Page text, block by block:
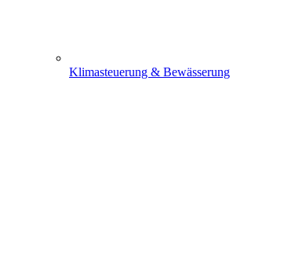
Klimasteuerung & Bewässerung